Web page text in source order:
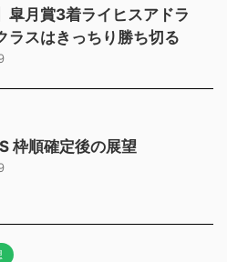
皐月賞3着ライヒスアドラ
ラスはきっちり勝ち切る
枠順確定後の展望